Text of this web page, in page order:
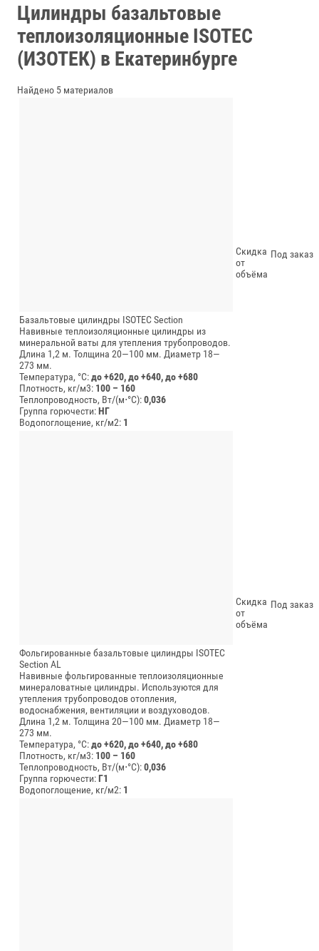
Цилиндры базальтовые
теплоизоляционные ISOTEC
(ИЗОТЕК) в Екатеринбурге
Найдено 5 материалов
Базальтовые цилиндры ISOTEC Section
Навивные теплоизоляционные цилиндры из
минеральной ваты для утепления трубопроводов.
Длина 1,2 м. Толщина 20—100 мм. Диаметр 18—
273 мм.
Температура, °C:до +620, до +640, до +680
Плотность, кг/м3: 100 – 160
Теплопроводность, Вт/(м⋅°С):0,036
Группа горючести:НГ
Водопоглощение, кг/м2: 1
Скидка
от
объёма
Под заказ
Фольгированные базальтовые цилиндры ISOTEC
Section AL
Навивные фольгированные теплоизоляционные
минераловатные цилиндры. Используются для
утепления трубопроводов отопления,
водоснабжения, вентиляции и воздуховодов.
Длина 1,2 м. Толщина 20—100 мм. Диаметр 18—
273 мм.
Температура, °C:до +620, до +640, до +680
Плотность, кг/м3: 100 – 160
Теплопроводность, Вт/(м⋅°С):0,036
Группа горючести:Г1
Водопоглощение, кг/м2: 1
Скидка
от
объёма
Под заказ